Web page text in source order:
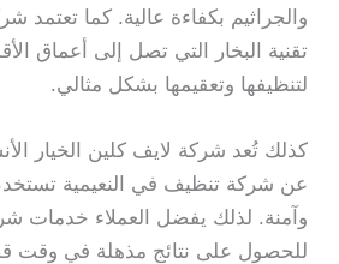
والجراثيم بكفاءة عالية. كما تعتمد
تقنية البخار التي تصل إلى أعماق
لتنظيفها وتعقيمها بشكل مثالي.
كذلك تُعد شركة لايف كلين الخيار
عن شركة تنظيف في النعيمية
وآمنة. لذلك يفضل العملاء خدمات
للحصول على نتائج مذهلة في وقت